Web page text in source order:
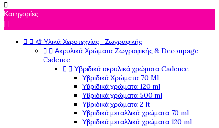

Κατηγορίες

  🎨 Υλικά Χεροτεχνίας- Ζωγραφικής
  Ακρυλικά Χρώματα Ζωγραφικής & Decoupage
Cadence
  Υβριδικά ακρυλικά χρώματα Cadence
Υβριδικά Χρώματα 70 Ml
Υβριδικά χρώματα 120 ml
Υβριδικά χρώματα 500 ml
Υβριδικά χρώματα 2 lt
Υβριδικά μεταλλικά χρώματα 70 ml
Υβριδικά μεταλλικά χρώματα 120 ml